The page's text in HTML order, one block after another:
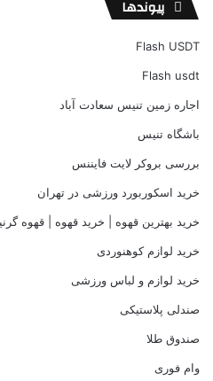
پیوندها
Flash USDT
Flash usdt
اجاره زمین تنیس سعادت آباد
باشگاه تنیس
بررسی بروکر لایت فایننس
خرید اسکوربورد ورزشی در تهران
خرید بهترین قهوه | خرید قهوه | قهوه
خرید لوازم کوهنوردی
خرید لوازم و لباس ورزشی
صندلی پلاستیکی
صندوق طلا
وام فوری